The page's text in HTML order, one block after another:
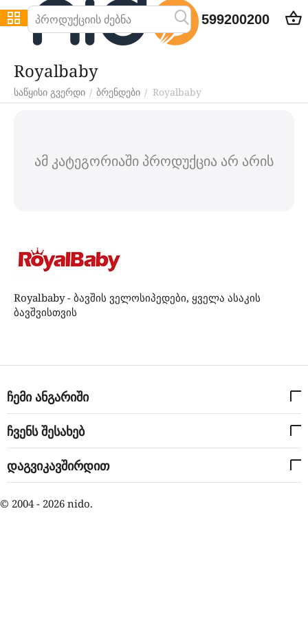
599200200
Royalbaby
საწყისი გვერდი / ბრენდები / Royalbaby
Royalbaby - ბავშის ველოსიპედები, ყველა ასაკის
ბავშვისთვის
ამ კატეგორიაში პროდუქცია არ არის
ჩემი ანგარიში
ჩვენს შესახებ
დაგვიკავშირდით
© 2004 - 2026 nido.